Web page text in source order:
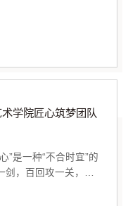
学院匠心筑梦团队
”是一种“不合时宜”的
剑，百回攻一关，他